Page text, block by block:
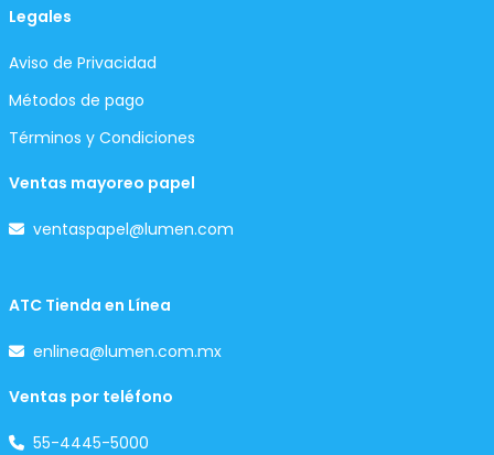
Legales
Aviso de Privacidad
Métodos de pago
Términos y Condiciones
Ventas mayoreo papel
ventaspapel@lumen.com
ATC Tienda en Línea
enlinea@lumen.com.mx
Ventas por teléfono
55-4445-5000